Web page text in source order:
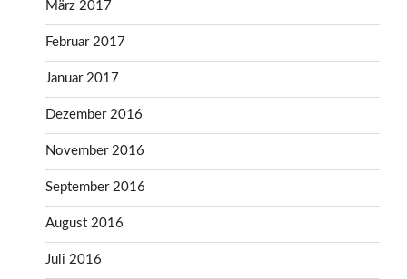
März 2017
Februar 2017
Januar 2017
Dezember 2016
November 2016
September 2016
August 2016
Juli 2016